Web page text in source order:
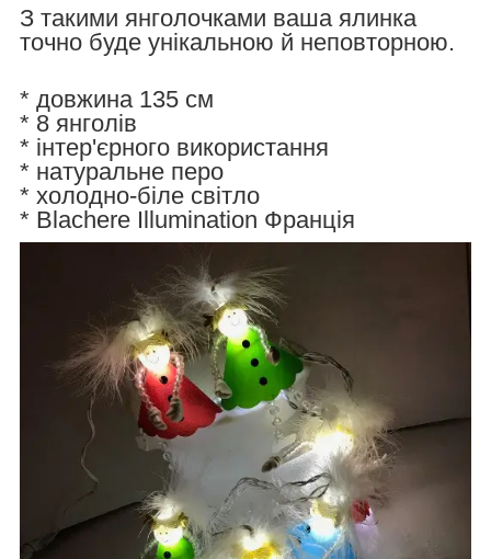
З такими янголочками ваша ялинка
точно буде унікальною й неповторною.
* довжина 135 см
* 8 янголів
* інтер'єрного використання
* натуральне перо
* холодно-біле світло
* Blachere Illumination Франція